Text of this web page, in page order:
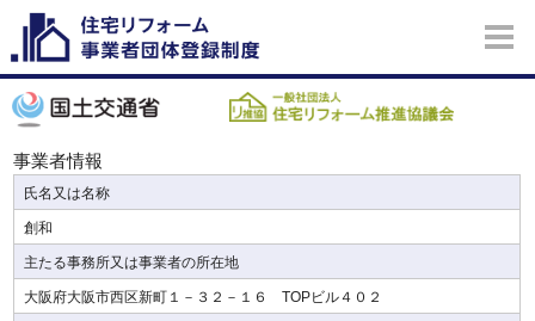
事業者情報
氏名又は名称
創和
主たる事務所又は事業者の所在地
大阪府大阪市西区新町１－３２－１６ TOPビル４０２